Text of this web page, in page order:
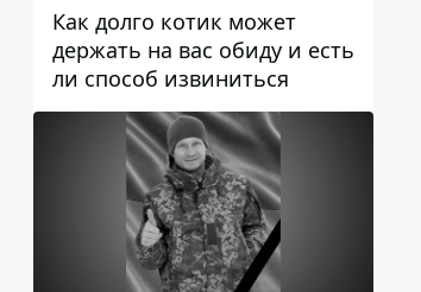
Как долго котик может
держать на вас обиду и есть
ли способ извиниться